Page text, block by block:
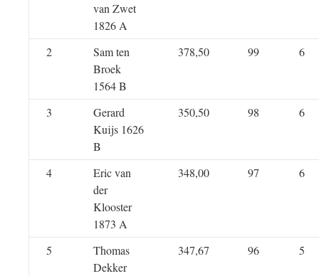
van Zwet
1826 A
2
Sam ten
Broek
1564 B
378,50 99 6
3
Gerard
Kuijs 1626
B
350,50 98 6
4
Eric van
der
Klooster
1873 A
348,00 97 6
5
Thomas
Dekker
347,67 96 5